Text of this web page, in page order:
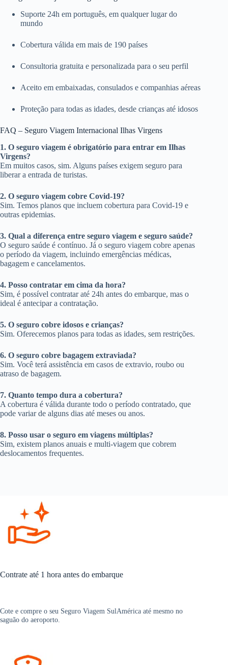
Suporte 24h em português, em qualquer lugar do
mundo
Cobertura válida em mais de 190 países
Consultoria gratuita e personalizada para o seu perfil
Aceito em embaixadas, consulados e companhias aéreas
Proteção para todas as idades, desde crianças até idosos
FAQ – Seguro Viagem Internacional Ilhas Virgens
1. O seguro viagem é obrigatório para entrar em Ilhas
Virgens?
Em muitos casos, sim. Alguns países exigem seguro para
liberar a entrada de turistas.
2. O seguro viagem cobre Covid-19?
Sim. Temos planos que incluem cobertura para Covid-19 e
outras epidemias.
3. Qual a diferença entre seguro viagem e seguro saúde?
O seguro saúde é contínuo. Já o seguro viagem cobre apenas
o período da viagem, incluindo emergências médicas,
bagagem e cancelamentos.
4. Posso contratar em cima da hora?
Sim, é possível contratar até 24h antes do embarque, mas o
ideal é antecipar a contratação.
5. O seguro cobre idosos e crianças?
Sim. Oferecemos planos para todas as idades, sem restrições.
6. O seguro cobre bagagem extraviada?
Sim. Você terá assistência em casos de extravio, roubo ou
atraso de bagagem.
7. Quanto tempo dura a cobertura?
A cobertura é válida durante todo o período contratado, que
pode variar de alguns dias até meses ou anos.
8. Posso usar o seguro em viagens múltiplas?
Sim, existem planos anuais e multi-viagem que cobrem
deslocamentos frequentes.
Contrate até 1 hora antes do embarque
Cote e compre o seu Seguro Viagem SulAmérica até mesmo no
saguão do aeroporto.